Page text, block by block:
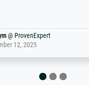
Reinhold,@ProvenExpert
April 22, 2026